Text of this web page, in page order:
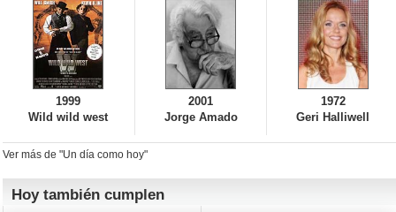
1999
Wild wild west
2001
Jorge Amado
1972
Geri Halliwell
Ver más de "Un día como hoy"
Hoy también cumplen